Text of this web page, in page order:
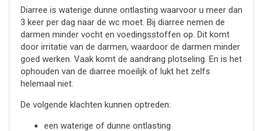
Diarree is waterige dunne ontlasting waarvoor u meer dan
3 keer per dag naar de wc moet. Bij diarree nemen de
darmen minder vocht en voedingsstoffen op. Dit komt
door irritatie van de darmen, waardoor de darmen minder
goed werken. Vaak komt de aandrang plotseling. En is het
ophouden van de diarree moeilijk of lukt het zelfs
helemaal niet.
De volgende klachten kunnen optreden:
een waterige of dunne ontlasting